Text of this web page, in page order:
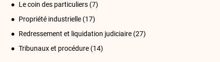
Le coin des particuliers (7)
Propriété industrielle (17)
Redressement et liquidation judiciaire (27)
Tribunaux et procédure (14)